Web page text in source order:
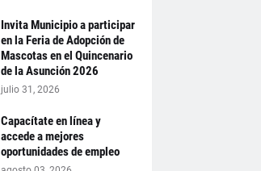
Invita Municipio a participar
en la Feria de Adopción de
Mascotas en el Quincenario
de la Asunción 2026
julio 31, 2026
Capacítate en línea y
accede a mejores
oportunidades de empleo